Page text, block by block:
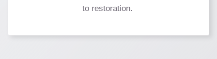
to restoration.